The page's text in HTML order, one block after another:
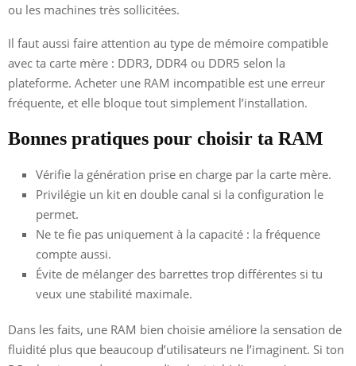
ou les machines très sollicitées.
Il faut aussi faire attention au type de mémoire compatible
avec ta carte mère : DDR3, DDR4 ou DDR5 selon la
plateforme. Acheter une RAM incompatible est une erreur
fréquente, et elle bloque tout simplement l’installation.
Bonnes pratiques pour choisir ta RAM
Vérifie la génération prise en charge par la carte mère.
Privilégie un kit en double canal si la configuration le
permet.
Ne te fie pas uniquement à la capacité : la fréquence
compte aussi.
Évite de mélanger des barrettes trop différentes si tu
veux une stabilité maximale.
Dans les faits, une RAM bien choisie améliore la sensation de
fluidité plus que beaucoup d’utilisateurs ne l’imaginent. Si ton